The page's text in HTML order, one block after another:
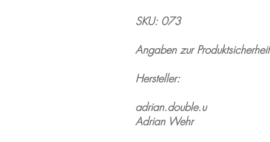
SKU: 073
Angaben zur Produktsicherheit
Hersteller:
adrian.double.u
Adrian Wehr